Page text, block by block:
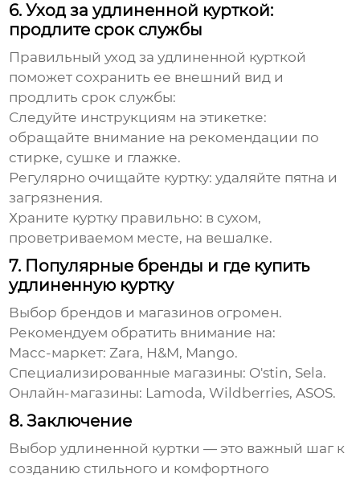
6. Уход за удлиненной курткой:
продлите срок службы
Правильный уход заудлиненной курткой
поможет сохранить ее внешний вид и
продлить срок службы:
Следуйте инструкциям на этикетке:
обращайте внимание на рекомендации по
стирке, сушке и глажке.
Регулярно очищайте куртку: удаляйте пятна и
загрязнения.
Храните куртку правильно: в сухом,
проветриваемом месте, на вешалке.
7. Популярные бренды и где купить
удлиненную куртку
Выбор брендов и магазинов огромен.
Рекомендуем обратить внимание на:
Масс-маркет: Zara, H&M, Mango.
Специализированные магазины: O'stin, Sela.
Онлайн-магазины: Lamoda, Wildberries, ASOS.
8. Заключение
Выборудлиненной куртки — это важный шаг к
созданию стильного и комфортного